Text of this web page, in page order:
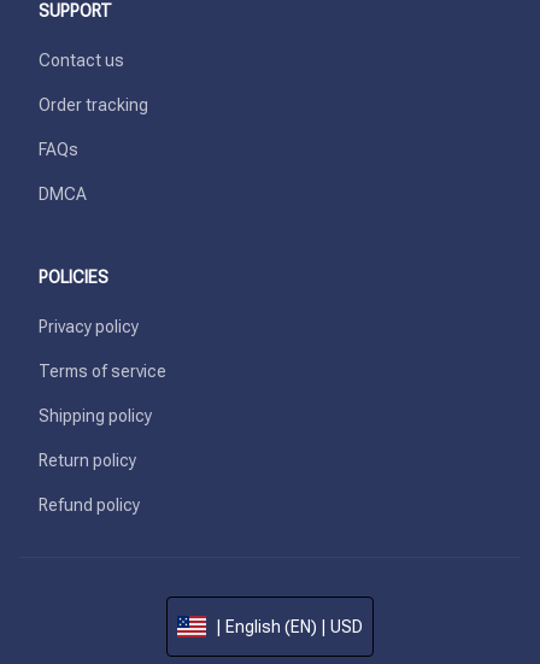
SUPPORT
Contact us
Order tracking
FAQs
DMCA
POLICIES
Privacy policy
Terms of service
Shipping policy
Return policy
Refund policy
| English (EN) | USD